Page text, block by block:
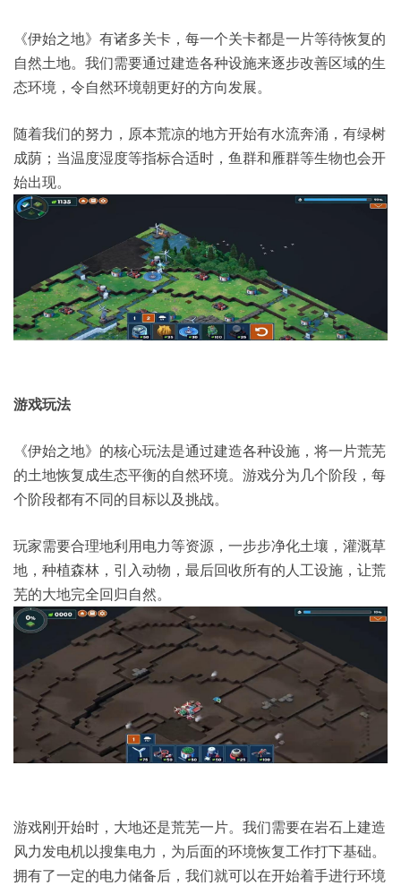
《伊始之地》有诸多关卡，每一个关卡都是一片等待恢复的
自然土地。我们需要通过建造各种设施来逐步改善区域的生
态环境，令自然环境朝更好的方向发展。
随着我们的努力，原本荒凉的地方开始有水流奔涌，有绿树
成荫；当温度湿度等指标合适时，鱼群和雁群等生物也会开
始出现。
游戏玩法
《伊始之地》的核心玩法是通过建造各种设施，将一片荒芜
的土地恢复成生态平衡的自然环境。游戏分为几个阶段，每
个阶段都有不同的目标以及挑战。
玩家需要合理地利用电力等资源，一步步净化土壤，灌溉草
地，种植森林，引入动物，最后回收所有的人工设施，让荒
芜的大地完全回归自然。
游戏刚开始时，大地还是荒芜一片。我们需要在岩石上建造
风力发电机以搜集电力，为后面的环境恢复工作打下基础。
拥有了一定的电力储备后，我们就可以在开始着手进行环境